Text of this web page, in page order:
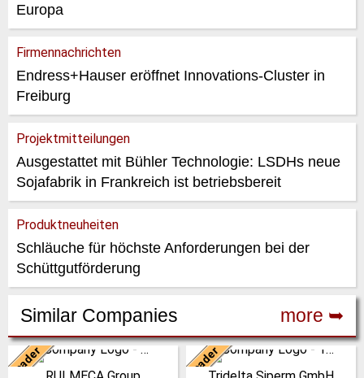
Europa
Firmennachrichten
Endress+Hauser eröffnet Innovations-Cluster in
Freiburg
Projektmitteilungen
Ausgestattet mit Bühler Technologie: LSDHs neue
Sojafabrik in Frankreich ist betriebsbereit
Produktneuheiten
Schläuche für höchste Anforderungen bei der
Schüttgutförderung
Similar Companies more ➥
LeaderDeutschland LeaderDeutschland